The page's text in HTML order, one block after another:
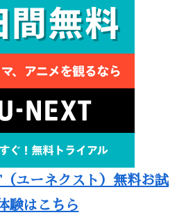
ユーネクスト）無料お試
験はこちら